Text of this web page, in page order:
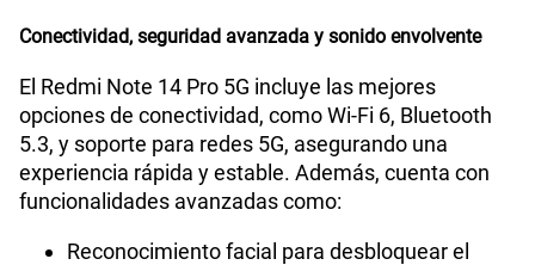
Conectividad, seguridad avanzada y sonido envolvente
El Redmi Note 14 Pro 5G incluye las mejores
opciones de conectividad, como Wi-Fi 6, Bluetooth
5.3, y soporte para redes 5G, asegurando una
experiencia rápida y estable. Además, cuenta con
funcionalidades avanzadas como:
Reconocimiento facial para desbloquear el